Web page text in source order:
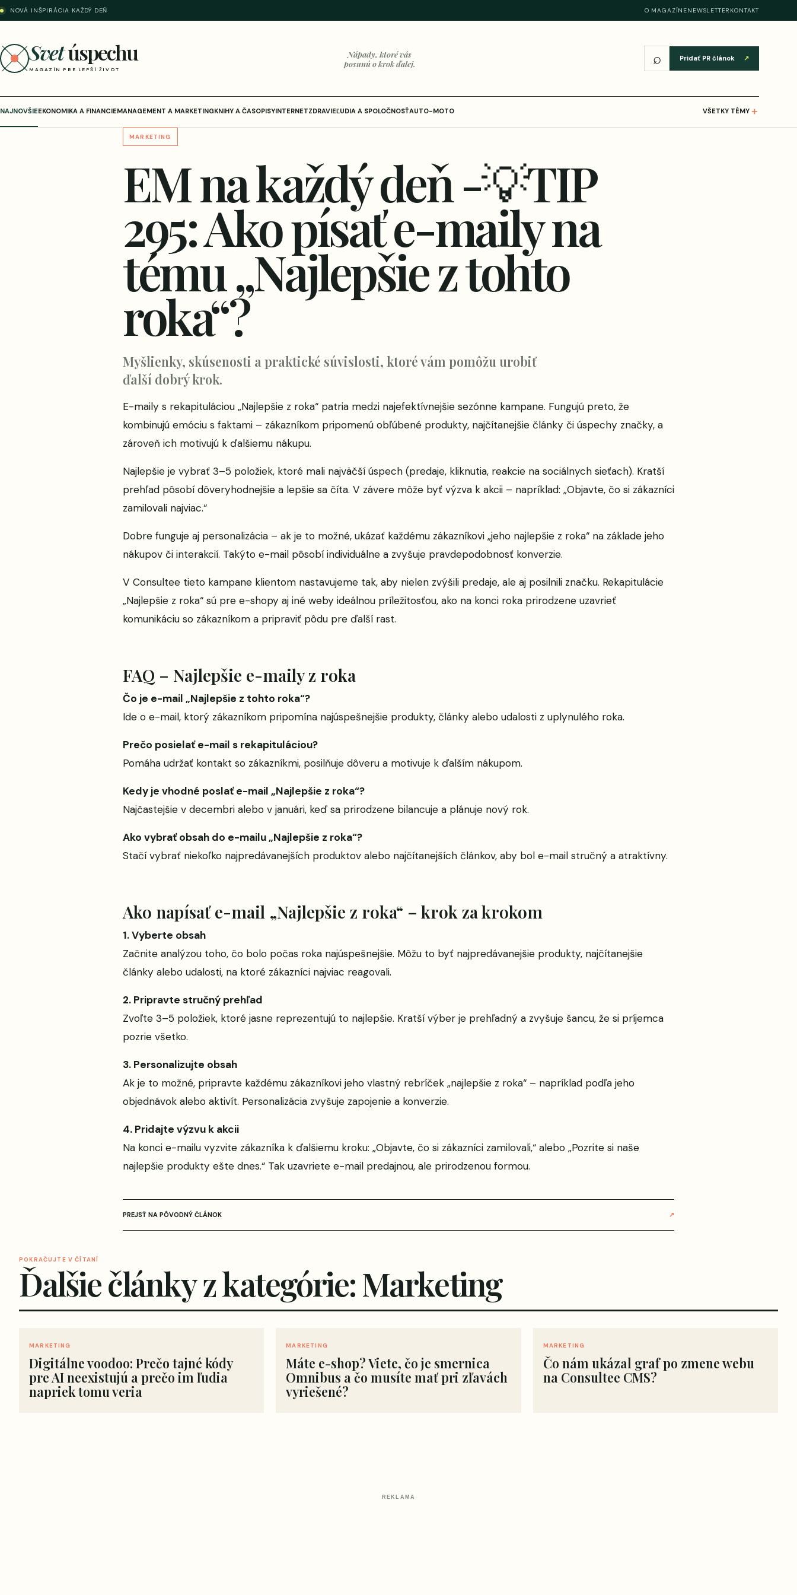
NOVÁ INŠPIRÁCIA KAŽDÝ DEŇ O MAGAZÍNENEWSLETTER KONTAKT
Svetúspechu
MAGAZÍN PRE LEPŠÍ ŽIVOT
Nápady, ktoré vás
posunú o krok ďalej.
⌕ Pridať PR článok ↗
NAJNOVŠIEEKONOMIKA A FINANCIEMANAGEMENT A MARKETINGKNIHY A ČASOPISYINTERNETZDRAVIEĽUDIA A SPOLOČNOSŤAUTO-MOTO VŠETKY TÉMY ＋
MARKETING
EM na každý deň -💡TIP
295: Ako písať e-maily na
tému „Najlepšie z tohto
roka“?
Myšlienky, skúsenosti a praktické súvislosti, ktoré vám pomôžu urobiť
ďalší dobrý krok.
E-maily s rekapituláciou „Najlepšie z roka“ patria medzi najefektívnejšie sezónne kampane. Fungujú preto, že
kombinujú emóciu s faktami – zákazníkom pripomenú obľúbené produkty, najčítanejšie články či úspechy značky, a
zároveň ich motivujú k ďalšiemu nákupu.
Najlepšie je vybrať 3–5 položiek, ktoré mali najväčší úspech (predaje, kliknutia, reakcie na sociálnych sieťach). Kratší
prehľad pôsobí dôveryhodnejšie a lepšie sa číta. V závere môže byť výzva k akcii – napríklad: „Objavte, čo si zákazníci
zamilovali najviac.“
Dobre funguje aj personalizácia – ak je to možné, ukázať každému zákazníkovi „jeho najlepšie z roka“ na základe jeho
nákupov či interakcií. Takýto e-mail pôsobí individuálne a zvyšuje pravdepodobnosť konverzie.
V Consultee tieto kampane klientom nastavujeme tak, aby nielen zvýšili predaje, ale aj posilnili značku. Rekapitulácie
„Najlepšie z roka“ sú pre e-shopy aj iné weby ideálnou príležitosťou, ako na konci roka prirodzene uzavrieť
komunikáciu so zákazníkom a pripraviť pôdu pre ďalší rast.
FAQ – Najlepšie e-maily z roka
Čo je e-mail „Najlepšie z tohto roka“?
Ide o e-mail, ktorý zákazníkom pripomína najúspešnejšie produkty, články alebo udalosti z uplynulého roka.
Prečo posielať e-mail s rekapituláciou?
Pomáha udržať kontakt so zákazníkmi, posilňuje dôveru a motivuje k ďalším nákupom.
Kedy je vhodné poslať e-mail „Najlepšie z roka“?
Najčastejšie v decembri alebo v januári, keď sa prirodzene bilancuje a plánuje nový rok.
Ako vybrať obsah do e-mailu „Najlepšie z roka“?
Stačí vybrať niekoľko najpredávanejších produktov alebo najčítanejších článkov, aby bol e-mail stručný a atraktívny.
Ako napísať e-mail „Najlepšie z roka“ – krok za krokom
1. Vyberte obsah
Začnite analýzou toho, čo bolo počas roka najúspešnejšie. Môžu to byť najpredávanejšie produkty, najčítanejšie
články alebo udalosti, na ktoré zákazníci najviac reagovali.
2. Pripravte stručný prehľad
Zvoľte 3–5 položiek, ktoré jasne reprezentujú to najlepšie. Kratší výber je prehľadný a zvyšuje šancu, že si príjemca
pozrie všetko.
3. Personalizujte obsah
Ak je to možné, pripravte každému zákazníkovi jeho vlastný rebríček „najlepšie z roka“ – napríklad podľa jeho
objednávok alebo aktivít. Personalizácia zvyšuje zapojenie a konverzie.
4. Pridajte výzvu k akcii
Na konci e-mailu vyzvite zákazníka k ďalšiemu kroku: „Objavte, čo si zákazníci zamilovali,“ alebo „Pozrite si naše
najlepšie produkty ešte dnes.“ Tak uzavriete e-mail predajnou, ale prirodzenou formou.
PREJSŤ NA PÔVODNÝ ČLÁNOK ↗
POKRAČUJTE V ČÍTANÍ
Ďalšie články z kategórie: Marketing
MARKETING
Digitálne voodoo: Prečo tajné kódy
pre AI neexistujú a prečo im ľudia
napriek tomu veria
MARKETING
Máte e-shop? Viete, čo je smernica
Omnibus a čo musíte mať pri zľavách
vyriešené?
MARKETING
Čo nám ukázal graf po zmene webu
na Consultee CMS?
REKLAMA